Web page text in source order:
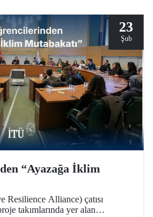
23
Şub
“Ayazağa İklim
Alliance) çatısı
takımlarında yer alan